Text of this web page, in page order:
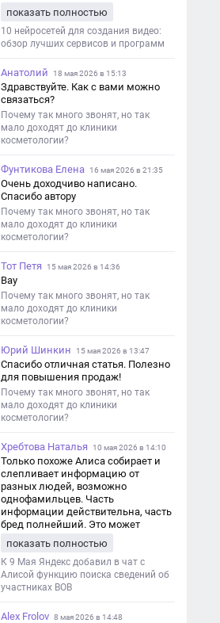
такой обзор именно с акцентом на
ограничения и подпись. Image V2
показать полностью
10 нейросетей для создания видео:
обзор лучших сервисов и программ
Анатолий 18 мая 2026 в 15:13
Здравствуйте. Как с вами можно
связаться?
Почему так много звонят, но так
мало доходят до клиники
косметологии?
Фунтикова Елена 16 мая 2026 в 21:35
Очень доходчиво написано.
Спасибо автору
Почему так много звонят, но так
мало доходят до клиники
косметологии?
Тот Петя 15 мая 2026 в 14:36
Вау
Почему так много звонят, но так
мало доходят до клиники
косметологии?
Юрий Шинкин 15 мая 2026 в 13:47
Спасибо отличная статья. Полезно
для повышения продаж!
Почему так много звонят, но так
мало доходят до клиники
косметологии?
Хребтова Наталья 10 мая 2026 в 14:10
Только похоже Алиса собирает и
слепливает информацию от
разных людей, возможно
однофамильцев. Часть
информации действительна, часть
бред полнейший. Это может
дезинформации
показать полностью
К 9 Мая Яндекс добавил в чат с
Алисой функцию поиска сведений об
участниках ВОВ
Alex Frolov 8 мая 2026 в 14:48